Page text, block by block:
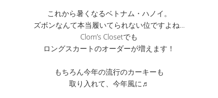
これから暑くなるベトナム・ハノイ。
ズボンなんて本当履いてられない位ですよね…
Clom’s Closetでも
ロングスカートのオーダーが増えます！
もちろん今年の流行のカーキーも
取り入れて、今年風に♬